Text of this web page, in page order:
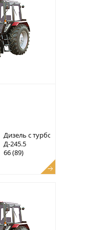
Дизель с турбонаддувом
Д-245.5
66 (89)